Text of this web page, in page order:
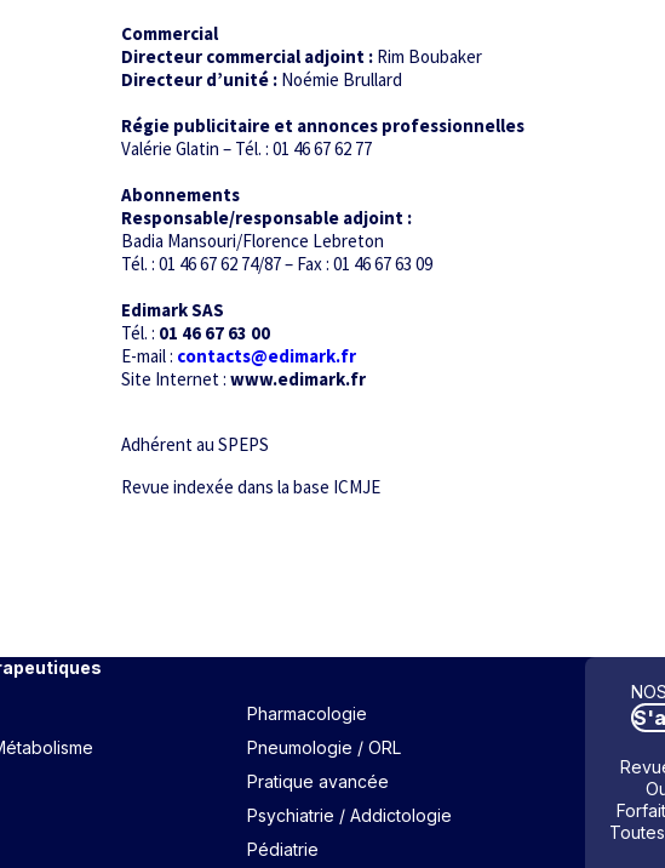
Commercial
Directeur commercial adjoint : Rim Boubaker
Directeur d’unité : Noémie Brullard
Régie publicitaire et annonces professionnelles
Valérie Glatin – Tél. : 01 46 67 62 77
Abonnements
Responsable/responsable adjoint :
Badia Mansouri/Florence Lebreton
Tél. : 01 46 67 62 74/87 – Fax : 01 46 67 63 09
Edimark SAS
Tél. : 01 46 67 63 00
E-mail : contacts@edimark.fr
Site Internet : www.edimark.fr
Adhérent au SPEPS
Revue indexée dans la base ICMJE
Pharmacologie
Pneumologie / ORL
Pratique avancée
Psychiatrie / Addictologie
Pédiatrie